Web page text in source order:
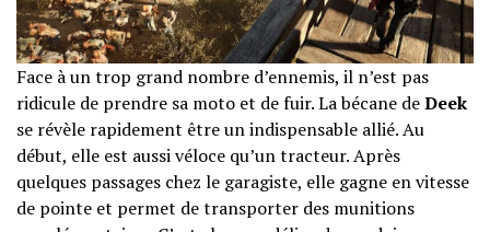
Face à un trop grand nombre d’ennemis, il n’est pas
ridicule de prendre sa moto et de fuir. La bécane deDeek
se révèle rapidement être un indispensable allié. Au
début, elle est aussi véloce qu’un tracteur. Après
quelques passages chez le garagiste, elle gagne en vitesse
de pointe et permet de transporter des munitions